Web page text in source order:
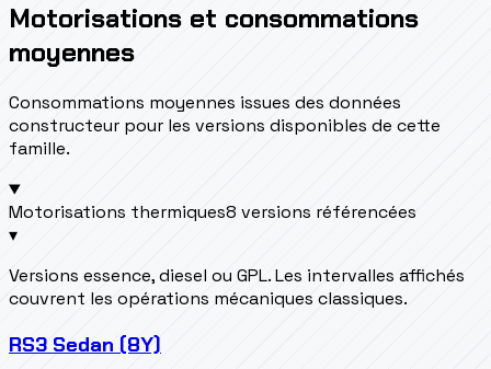
Motorisations et consommations
moyennes
Consommations moyennes issues des données
constructeur pour les versions disponibles de cette
famille.
Motorisations thermiques8 versions référencées
▾
Versions essence, diesel ou GPL. Les intervalles affichés
couvrent les opérations mécaniques classiques.
RS3 Sedan (8Y)